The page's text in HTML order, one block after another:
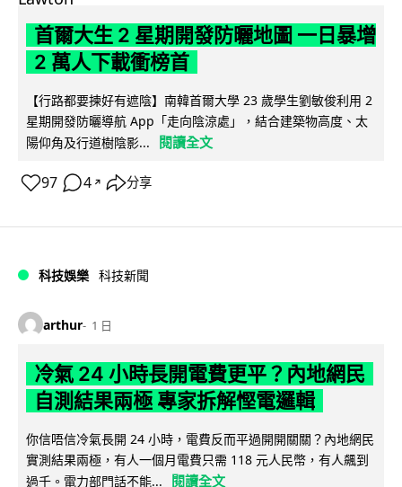
首爾大生 2 星期開發防曬地圖 一日暴增
2 萬人下載衝榜首
【行路都要揀好有遮陰】南韓首爾大學 23 歲學生劉敏俊利用 2
星期開發防曬導航 App「走向陰涼處」，結合建築物高度、太
陽仰角及行道樹陰影...
閱讀全文
97 4 ↗ 分享
科技娛樂 科技新聞
arthur 1 日
冷氣 24 小時長開電費更平？內地網民
自測結果兩極 專家拆解慳電邏輯
你信唔信冷氣長開 24 小時，電費反而平過開開關關？內地網民
實測結果兩極，有人一個月電費只需 118 元人民幣，有人飆到
過千。電力部門話不能...
閱讀全文